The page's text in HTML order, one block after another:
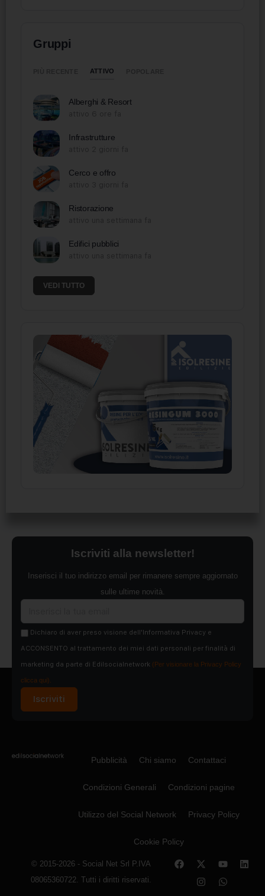
Gruppi
ATTIVO
Alberghi & Resort
Infrastrutture
Cerco e offro
Ristorazione
Edifici pubblici
VEDI TUTTO
Iscriviti alla newsletter!
Inserisci il tuo indirizzo email per rimanere sempre aggiornato
sulle ultime novità.
Dichiaro di aver preso visione dell'Informativa Privacy e
ACCONSENTO al trattamento dei miei dati personali per finalità di
marketing da parte di Edilsocialnetwork (Per visionare la Privacy Policy
clicca qui).
Iscriviti
Pubblicità Chi siamo Contattaci
Condizioni Generali Condizioni pagine
Utilizzo del Social Network Privacy Policy
Cookie Policy
© 2015-2026 - Social Net Srl P.IVA
08065360722. Tutti i diritti riservati.